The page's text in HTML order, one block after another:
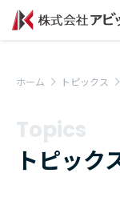
ホーム トピックス
Topics
トピック